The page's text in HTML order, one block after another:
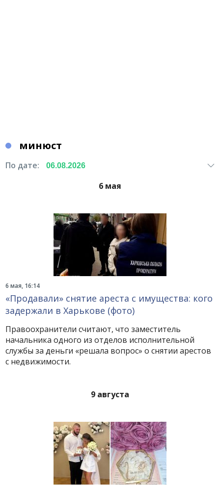
минюст
По дате:
6 мая
6 мая, 16:14
«Продавали» снятие ареста с имущества: кого
задержали в Харькове (фото)
Правоохранители считают, что заместитель
начальника одного из отделов исполнительной
службы за деньги «решала вопрос» о снятии арестов
с недвижимости.
9 августа